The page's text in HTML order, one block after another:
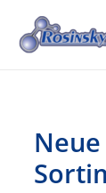
Inhalt